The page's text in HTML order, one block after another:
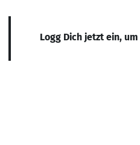
Logg Dich jetzt ein,